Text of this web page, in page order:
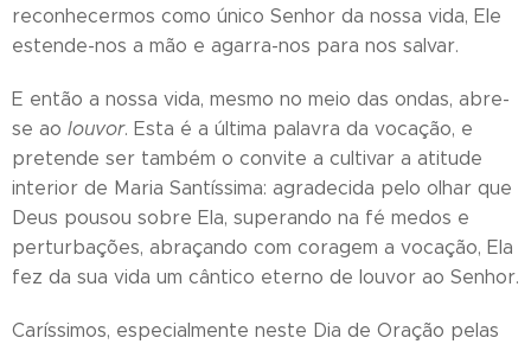
reconhecermos como único Senhor da nossa vida, Ele
estende-nos a mão e agarra-nos para nos salvar.
E então a nossa vida, mesmo no meio das ondas, abre-
se ao louvor. Esta é a última palavra da vocação, e
pretende ser também o convite a cultivar a atitude
interior de Maria Santíssima: agradecida pelo olhar que
Deus pousou sobre Ela, superando na fé medos e
perturbações, abraçando com coragem a vocação, Ela
fez da sua vida um cântico eterno de louvor ao Senhor.
Caríssimos, especialmente neste Dia de Oração pelas